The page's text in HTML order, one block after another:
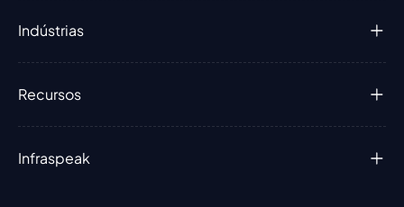
Indústrias
Recursos
Infraspeak